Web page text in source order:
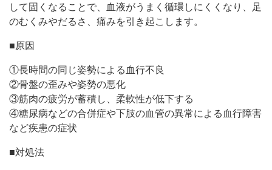
して固くなることで、血液がうまく循環しにくくなり、足
のむくみやだるさ、痛みを引き起こします。
■原因
①長時間の同じ姿勢による血行不良
②骨盤の歪みや姿勢の悪化
③筋肉の疲労が蓄積し、柔軟性が低下する
④糖尿病などの合併症や下肢の血管の異常による血行障害
など疾患の症状
■対処法